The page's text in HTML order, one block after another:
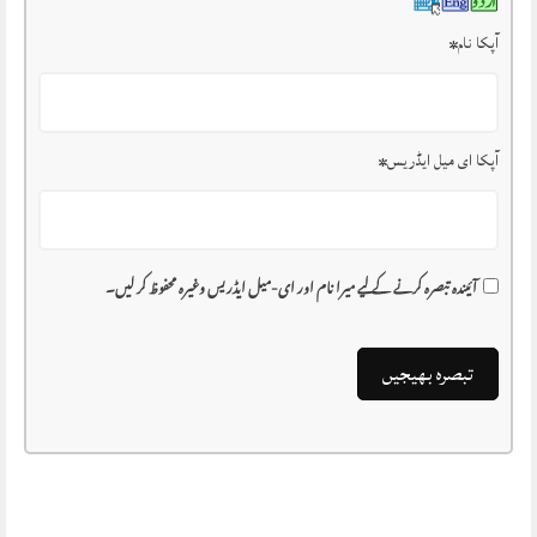
آپکا نام*
آپکا ای میل ایڈریس*
آئیندہ تبصرہ کرنے کے لیے میرا نام اور ای-میل ایڈریس وغیرہ محفوظ کر لیں۔